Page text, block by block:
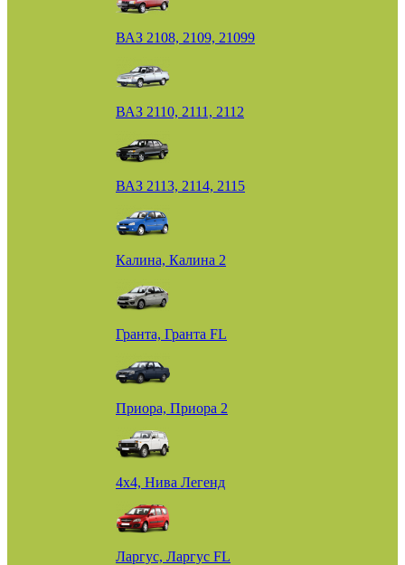
ВАЗ 2108, 2109, 21099
ВАЗ 2110, 2111, 2112
ВАЗ 2113, 2114, 2115
Калина, Калина 2
Гранта, Гранта FL
Приора, Приора 2
4х4, Нива Легенд
Ларгус, Ларгус FL